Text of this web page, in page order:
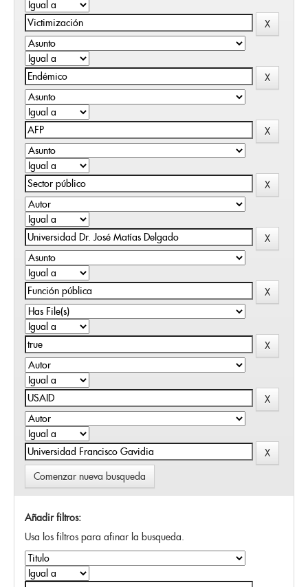
Comenzar nueva busqueda
Añadir filtros:
Usa los filtros para afinar la busqueda.